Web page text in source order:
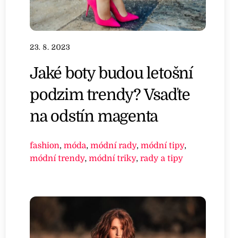
23. 8. 2023
Jaké boty budou letošní
podzim trendy? Vsaďte
na odstín magenta
fashion,móda,módní rady,módní tipy,
módní trendy,módní triky,rady a tipy